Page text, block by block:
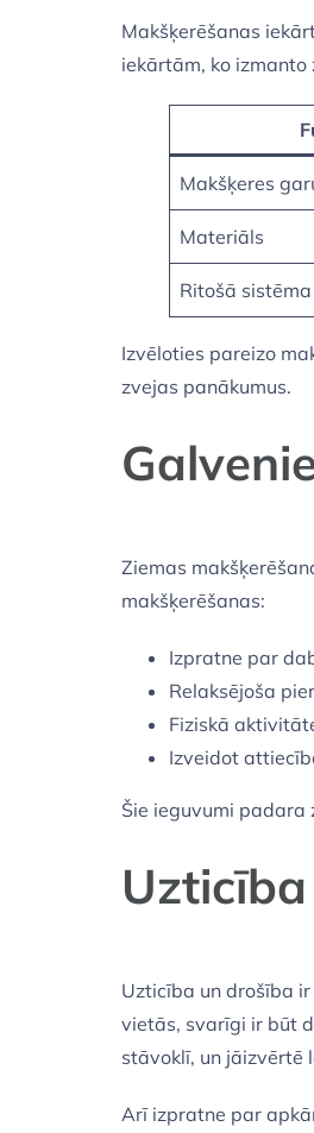
Makšķerēšanas
iekārtām, ko izmanto
Makšķeres
Materiāls
Ritošā sistēma
Izvēloties pareizo
zvejas panākumus.
Ziemas
makšķerēšanas:
Izpratne par
Relaksējoša
Fiziskā
Izveidot
Šie ieguvumi padara
Uzticība un drošība
vietās, svarīgi ir būt
stāvoklī, un jāizvērtē
Arī izpratne par